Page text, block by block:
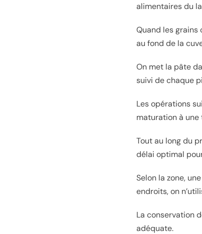
alimentaires du
Quand les
au fond de la
On met la pâte
suivi de chaque
Les opérations
maturation à
Tout au long du
délai optimal
Selon la zone,
endroits, on
La conservation
adéquate.